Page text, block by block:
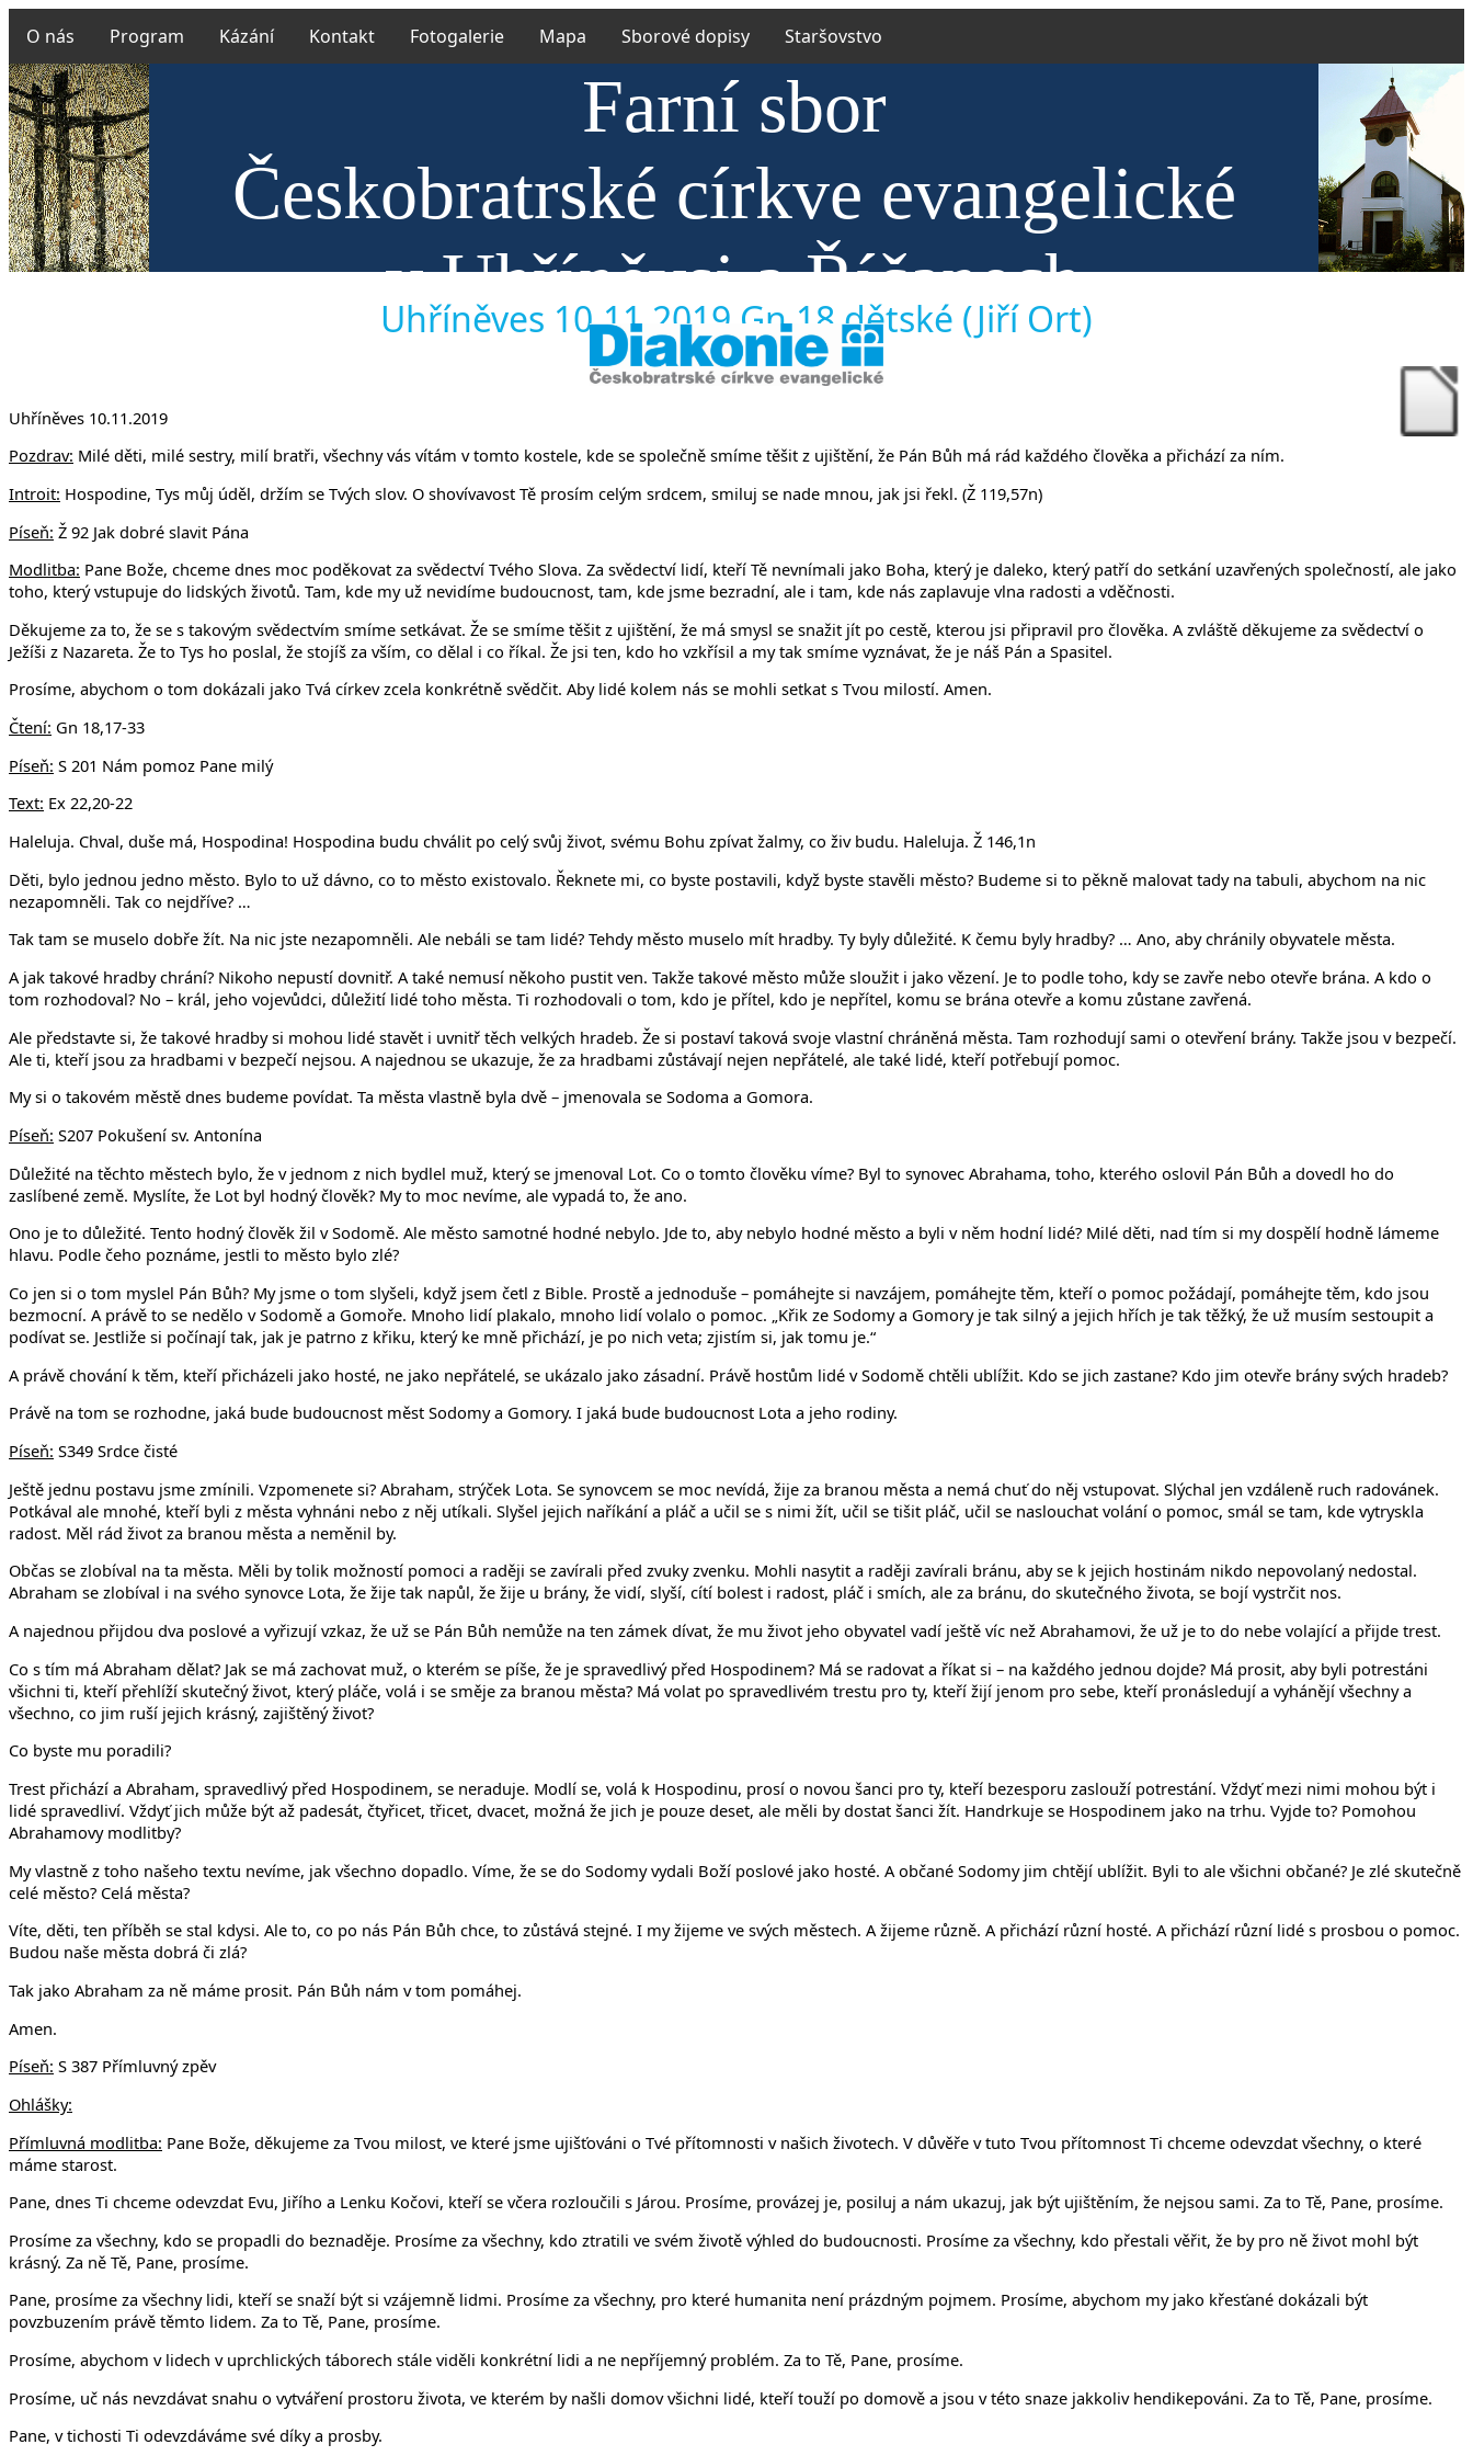
O nás Program Kázání Kontakt Fotogalerie Mapa Sborové dopisy Staršovstvo
Farní sbor
Českobratrské církve evangelické
v Uhříněvsi a Říčanech
Uhříněves 10.11.2019 Gn 18 dětské (Jiří Ort)
Uhříněves 10.11.2019
Pozdrav: Milé děti, milé sestry, milí bratři, všechny vás vítám v tomto kostele, kde se společně smíme těšit z ujištění, že Pán Bůh má rád každého člověka a přichází za ním.
Introit: Hospodine, Tys můj úděl, držím se Tvých slov. O shovívavost Tě prosím celým srdcem, smiluj se nade mnou, jak jsi řekl. (Ž 119,57n)
Píseň: Ž 92 Jak dobré slavit Pána
Modlitba: Pane Bože, chceme dnes moc poděkovat za svědectví Tvého Slova. Za svědectví lidí, kteří Tě nevnímali jako Boha, který je daleko, který patří do setkání uzavřených společností, ale jako
toho, který vstupuje do lidských životů. Tam, kde my už nevidíme budoucnost, tam, kde jsme bezradní, ale i tam, kde nás zaplavuje vlna radosti a vděčnosti.
Děkujeme za to, že se s takovým svědectvím smíme setkávat. Že se smíme těšit z ujištění, že má smysl se snažit jít po cestě, kterou jsi připravil pro člověka. A zvláště děkujeme za svědectví o
Ježíši z Nazareta. Že to Tys ho poslal, že stojíš za vším, co dělal i co říkal. Že jsi ten, kdo ho vzkřísil a my tak smíme vyznávat, že je náš Pán a Spasitel.
Prosíme, abychom o tom dokázali jako Tvá církev zcela konkrétně svědčit. Aby lidé kolem nás se mohli setkat s Tvou milostí. Amen.
Čtení: Gn 18,17-33
Píseň: S 201 Nám pomoz Pane milý
Text: Ex 22,20-22
Haleluja. Chval, duše má, Hospodina! Hospodina budu chválit po celý svůj život, svému Bohu zpívat žalmy, co živ budu. Haleluja. Ž 146,1n
Děti, bylo jednou jedno město. Bylo to už dávno, co to město existovalo. Řeknete mi, co byste postavili, když byste stavěli město? Budeme si to pěkně malovat tady na tabuli, abychom na nic
nezapomněli. Tak co nejdříve? …
Tak tam se muselo dobře žít. Na nic jste nezapomněli. Ale nebáli se tam lidé? Tehdy město muselo mít hradby. Ty byly důležité. K čemu byly hradby? … Ano, aby chránily obyvatele města.
A jak takové hradby chrání? Nikoho nepustí dovnitř. A také nemusí někoho pustit ven. Takže takové město může sloužit i jako vězení. Je to podle toho, kdy se zavře nebo otevře brána. A kdo o
tom rozhodoval? No – král, jeho vojevůdci, důležití lidé toho města. Ti rozhodovali o tom, kdo je přítel, kdo je nepřítel, komu se brána otevře a komu zůstane zavřená.
Ale představte si, že takové hradby si mohou lidé stavět i uvnitř těch velkých hradeb. Že si postaví taková svoje vlastní chráněná města. Tam rozhodují sami o otevření brány. Takže jsou v bezpečí.
Ale ti, kteří jsou za hradbami v bezpečí nejsou. A najednou se ukazuje, že za hradbami zůstávají nejen nepřátelé, ale také lidé, kteří potřebují pomoc.
My si o takovém městě dnes budeme povídat. Ta města vlastně byla dvě – jmenovala se Sodoma a Gomora.
Píseň: S207 Pokušení sv. Antonína
Důležité na těchto městech bylo, že v jednom z nich bydlel muž, který se jmenoval Lot. Co o tomto člověku víme? Byl to synovec Abrahama, toho, kterého oslovil Pán Bůh a dovedl ho do
zaslíbené země. Myslíte, že Lot byl hodný člověk? My to moc nevíme, ale vypadá to, že ano.
Ono je to důležité. Tento hodný člověk žil v Sodomě. Ale město samotné hodné nebylo. Jde to, aby nebylo hodné město a byli v něm hodní lidé? Milé děti, nad tím si my dospělí hodně lámeme
hlavu. Podle čeho poznáme, jestli to město bylo zlé?
Co jen si o tom myslel Pán Bůh? My jsme o tom slyšeli, když jsem četl z Bible. Prostě a jednoduše – pomáhejte si navzájem, pomáhejte těm, kteří o pomoc požádají, pomáhejte těm, kdo jsou
bezmocní. A právě to se nedělo v Sodomě a Gomoře. Mnoho lidí plakalo, mnoho lidí volalo o pomoc. „Křik ze Sodomy a Gomory je tak silný a jejich hřích je tak těžký, že už musím sestoupit a
podívat se. Jestliže si počínají tak, jak je patrno z křiku, který ke mně přichází, je po nich veta; zjistím si, jak tomu je.“
A právě chování k těm, kteří přicházeli jako hosté, ne jako nepřátelé, se ukázalo jako zásadní. Právě hostům lidé v Sodomě chtěli ublížit. Kdo se jich zastane? Kdo jim otevře brány svých hradeb?
Právě na tom se rozhodne, jaká bude budoucnost měst Sodomy a Gomory. I jaká bude budoucnost Lota a jeho rodiny.
Píseň: S349 Srdce čisté
Ještě jednu postavu jsme zmínili. Vzpomenete si? Abraham, strýček Lota. Se synovcem se moc nevídá, žije za branou města a nemá chuť do něj vstupovat. Slýchal jen vzdáleně ruch radovánek.
Potkával ale mnohé, kteří byli z města vyhnáni nebo z něj utíkali. Slyšel jejich naříkání a pláč a učil se s nimi žít, učil se tišit pláč, učil se naslouchat volání o pomoc, smál se tam, kde vytryskla
radost. Měl rád život za branou města a neměnil by.
Občas se zlobíval na ta města. Měli by tolik možností pomoci a raději se zavírali před zvuky zvenku. Mohli nasytit a raději zavírali bránu, aby se k jejich hostinám nikdo nepovolaný nedostal.
Abraham se zlobíval i na svého synovce Lota, že žije tak napůl, že žije u brány, že vidí, slyší, cítí bolest i radost, pláč i smích, ale za bránu, do skutečného života, se bojí vystrčit nos.
A najednou přijdou dva poslové a vyřizují vzkaz, že už se Pán Bůh nemůže na ten zámek dívat, že mu život jeho obyvatel vadí ještě víc než Abrahamovi, že už je to do nebe volající a přijde trest.
Co s tím má Abraham dělat? Jak se má zachovat muž, o kterém se píše, že je spravedlivý před Hospodinem? Má se radovat a říkat si – na každého jednou dojde? Má prosit, aby byli potrestáni
všichni ti, kteří přehlíží skutečný život, který pláče, volá i se směje za branou města? Má volat po spravedlivém trestu pro ty, kteří žijí jenom pro sebe, kteří pronásledují a vyhánějí všechny a
všechno, co jim ruší jejich krásný, zajištěný život?
Co byste mu poradili?
Trest přichází a Abraham, spravedlivý před Hospodinem, se neraduje. Modlí se, volá k Hospodinu, prosí o novou šanci pro ty, kteří bezesporu zaslouží potrestání. Vždyť mezi nimi mohou být i
lidé spravedliví. Vždyť jich může být až padesát, čtyřicet, třicet, dvacet, možná že jich je pouze deset, ale měli by dostat šanci žít. Handrkuje se Hospodinem jako na trhu. Vyjde to? Pomohou
Abrahamovy modlitby?
My vlastně z toho našeho textu nevíme, jak všechno dopadlo. Víme, že se do Sodomy vydali Boží poslové jako hosté. A občané Sodomy jim chtějí ublížit. Byli to ale všichni občané? Je zlé skutečně
celé město? Celá města?
Víte, děti, ten příběh se stal kdysi. Ale to, co po nás Pán Bůh chce, to zůstává stejné. I my žijeme ve svých městech. A žijeme různě. A přichází různí hosté. A přichází různí lidé s prosbou o pomoc.
Budou naše města dobrá či zlá?
Tak jako Abraham za ně máme prosit. Pán Bůh nám v tom pomáhej.
Amen.
Píseň: S 387 Přímluvný zpěv
Ohlášky:
Přímluvná modlitba: Pane Bože, děkujeme za Tvou milost, ve které jsme ujišťováni o Tvé přítomnosti v našich životech. V důvěře v tuto Tvou přítomnost Ti chceme odevzdat všechny, o které
máme starost.
Pane, dnes Ti chceme odevzdat Evu, Jiřího a Lenku Kočovi, kteří se včera rozloučili s Járou. Prosíme, provázej je, posiluj a nám ukazuj, jak být ujištěním, že nejsou sami. Za to Tě, Pane, prosíme.
Prosíme za všechny, kdo se propadli do beznaděje. Prosíme za všechny, kdo ztratili ve svém životě výhled do budoucnosti. Prosíme za všechny, kdo přestali věřit, že by pro ně život mohl být
krásný. Za ně Tě, Pane, prosíme.
Pane, prosíme za všechny lidi, kteří se snaží být si vzájemně lidmi. Prosíme za všechny, pro které humanita není prázdným pojmem. Prosíme, abychom my jako křesťané dokázali být
povzbuzením právě těmto lidem. Za to Tě, Pane, prosíme.
Prosíme, abychom v lidech v uprchlických táborech stále viděli konkrétní lidi a ne nepříjemný problém. Za to Tě, Pane, prosíme.
Prosíme, uč nás nevzdávat snahu o vytváření prostoru života, ve kterém by našli domov všichni lidé, kteří touží po domově a jsou v této snaze jakkoliv hendikepováni. Za to Tě, Pane, prosíme.
Pane, v tichosti Ti odevzdáváme své díky a prosby.